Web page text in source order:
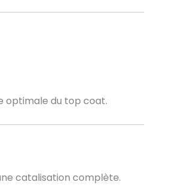
optimale du top coat.
catalisation complète.